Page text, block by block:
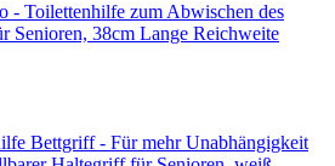
- Toilettenhilfe zum Abwischen des
Senioren, 38cm Lange Reichweite